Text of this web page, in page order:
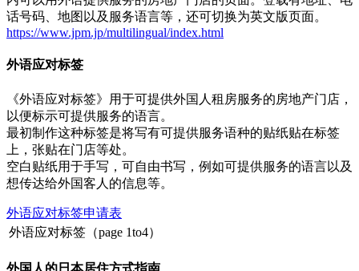
话号码、地图以及服务语言等，还可切换为英文版页面。
https://www.jpm.jp/multilingual/index.html
外语应对标签
《外语应对标签》用于可提供外国人租房服务的房地产门店，
以便标示可提供服务的语言。
最初制作这种标签是将写有可提供服务语种的贴纸贴在标签
上，张贴在门店等处。
空白贴纸用于手写，可自由书写，例如可提供服务的语言以及
想传达给外国客人的信息等。
外语应对标签申请表
外语应对标签（page 1to4）
外国人的日本居住方式指南